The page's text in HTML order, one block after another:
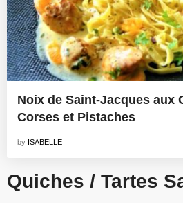
Noix de Saint-Jacques aux
Corses et Pistaches
by ISABELLE
Quiches / Tartes